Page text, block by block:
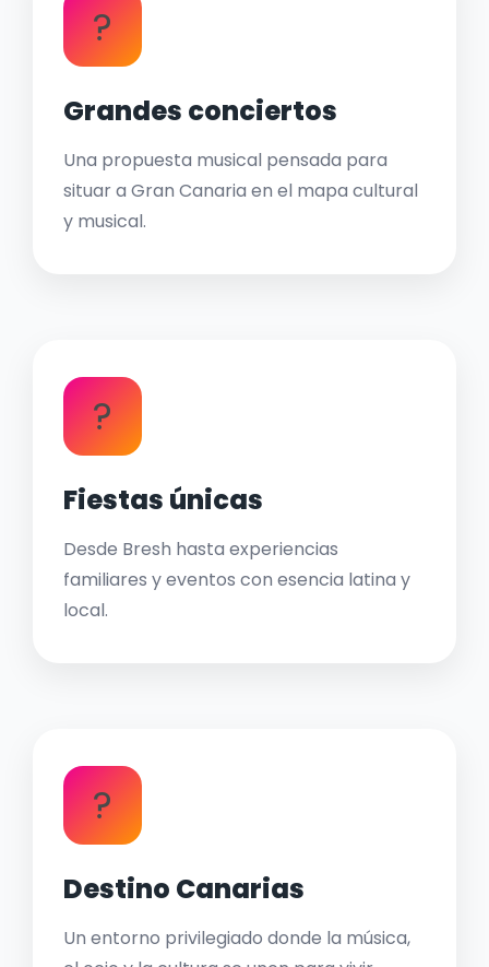
?
Grandes conciertos
Una propuesta musical pensada para
situar a Gran Canaria en el mapa cultural
y musical.
?
Fiestas únicas
Desde Bresh hasta experiencias
familiares y eventos con esencia latina y
local.
?
Destino Canarias
Un entorno privilegiado donde la música,